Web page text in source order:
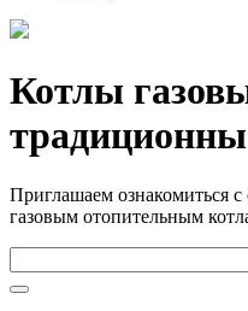
Котлы
Приглашаем ознакомиться
газовым отопительным